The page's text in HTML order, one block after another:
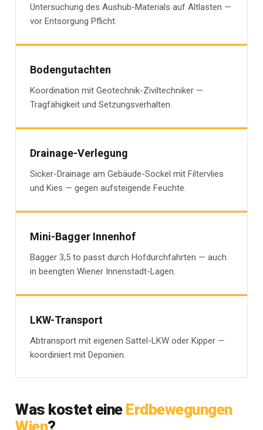
Untersuchung des Aushub-Materials auf Altlasten —
vor Entsorgung Pflicht.
Bodengutachten
Koordination mit Geotechnik-Ziviltechniker —
Tragfähigkeit und Setzungsverhalten.
Drainage-Verlegung
Sicker-Drainage am Gebäude-Sockel mit Filtervlies
und Kies — gegen aufsteigende Feuchte.
Mini-Bagger Innenhof
Bagger 3,5 to passt durch Hofdurchfahrten — auch
in beengten Wiener Innenstadt-Lagen.
LKW-Transport
Abtransport mit eigenen Sattel-LKW oder Kipper —
koordiniert mit Deponien.
Was kostet eine Erdbewegungen